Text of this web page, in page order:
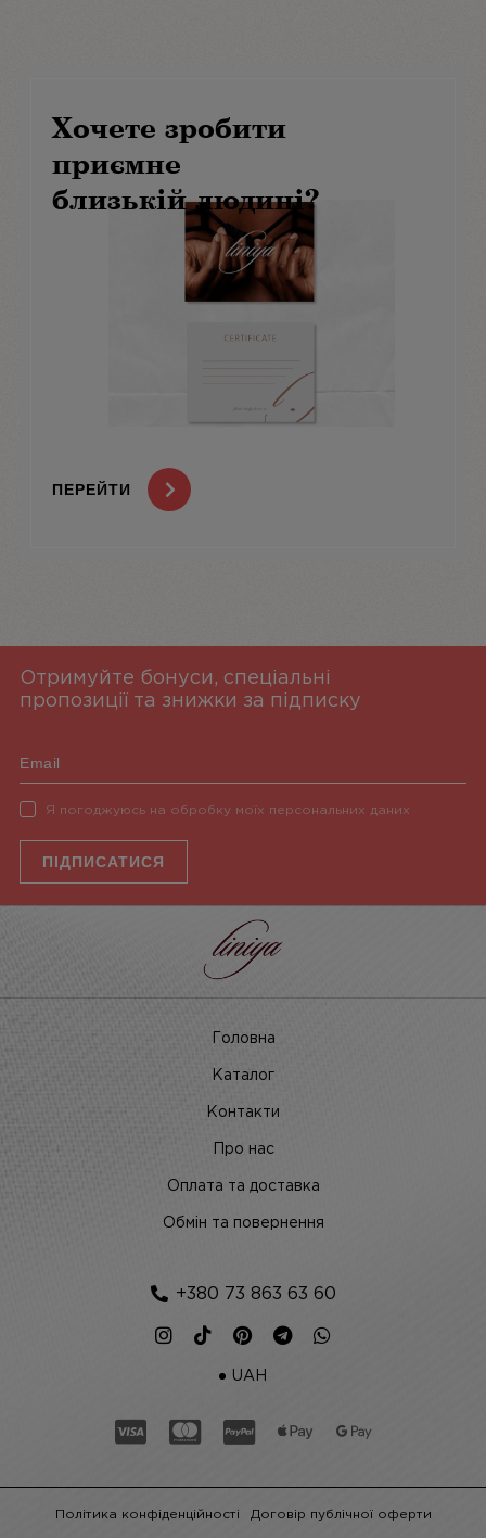
Хочете зробити
приємне
близькій людині?
ПЕРЕЙТИ
Отримуйте бонуси, спеціальні
пропозиції та знижки за підписку
Я погоджуюсь на обробку моїх персональних даних
ПІДПИСАТИСЯ
Головна
Каталог
Контакти
Про нас
Оплата та доставка
Обмін та повернення
+380 73 863 63 60
UAH
Політика конфіденційності Договір публічної оферти